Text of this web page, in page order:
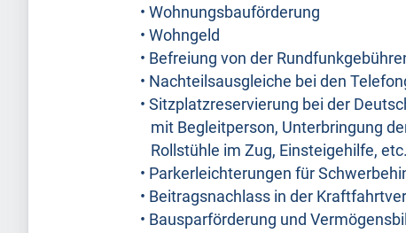
• Wohnungsbauförderung
• Wohngeld
• Befreiung von der
• Nachteilsausgleiche bei den
• Sitzplatzreservierung bei der
mit Begleitperson, Unterbringung
Rollstühle im Zug, Einsteigehilfe, etc.
• Parkerleichterungen für
• Beitragsnachlass in der
• Bausparförderung und